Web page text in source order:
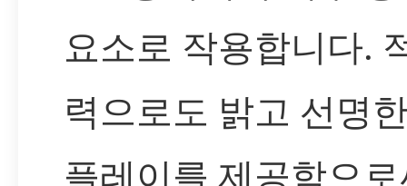
요소로 작용합니다.
력으로도 밝고 선명
플레이를 제공함으